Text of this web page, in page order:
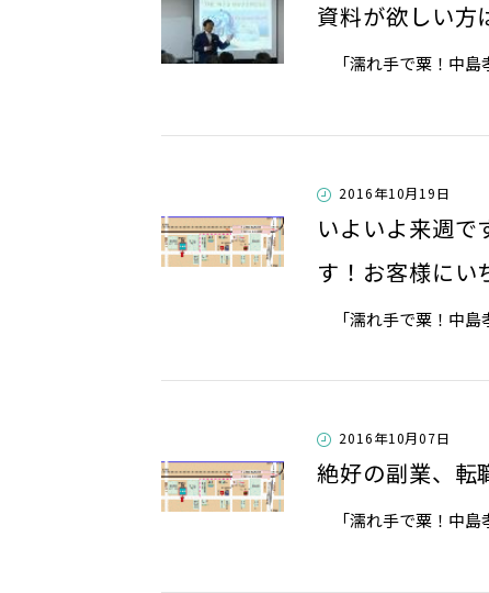
資料が欲しい方
「濡れ手で粟！中島
2016年10月19日
いよいよ来週で
す！お客様にい
「濡れ手で粟！中島
2016年10月07日
絶好の副業、転
「濡れ手で粟！中島